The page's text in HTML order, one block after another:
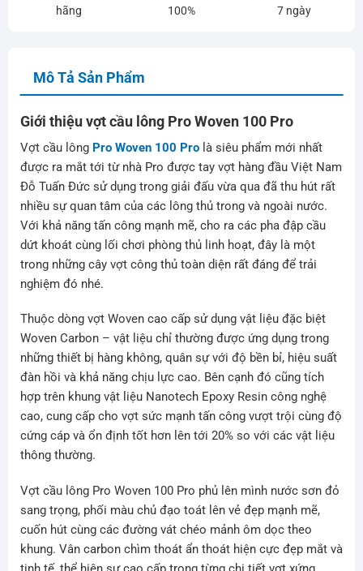
hãng
100%
7 ngày
Mô Tả Sản Phẩm
Giới thiệu vợt cầu lông Pro Woven 100 Pro
Vợt cầu lông Pro Woven 100 Prolà siêu phẩm mới nhất
được ra mắt tới từ nhà Pro được tay vợt hàng đầu Việt Nam
Đỗ Tuấn Đức sử dụng trong giải đấu vừa qua đã thu hút rất
nhiều sự quan tâm của các lông thủ trong và ngoài nước.
Với khả năng tấn công mạnh mẽ, cho ra các pha đập cầu
dứt khoát cùng lối chơi phòng thủ linh hoạt, đây là một
trong những cây vợt công thủ toàn diện rất đáng để trải
nghiệm đó nhé.
Thuộc dòng vợt Woven cao cấp sử dụng vật liệu đặc biệt
Woven Carbon – vật liệu chỉ thường được ứng dụng trong
những thiết bị hàng không, quân sự với độ bền bỉ, hiệu suất
đàn hồi và khả năng chịu lực cao. Bên cạnh đó cũng tích
hợp trên khung vật liệu Nanotech Epoxy Resin công nghệ
cao, cung cấp cho vợt sức mạnh tấn công vượt trội cùng độ
cứng cáp và ổn định tốt hơn lên tới 20% so với các vật liệu
thông thường.
Vợt cầu lông Pro Woven 100 Pro phủ lên mình nước sơn đỏ
sang trọng, phối màu chủ đạo toát lên vẻ đẹp mạnh mẽ,
cuốn hút cùng các đường vát chéo mảnh ôm dọc theo
khung. Vân carbon chìm thoát ẩn thoát hiện cực đẹp mắt và